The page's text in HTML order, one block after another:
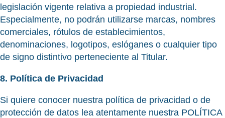
legislación vigente relativa a propiedad industrial.
Especialmente, no podrán utilizarse marcas, nombres
comerciales, rótulos de establecimientos,
denominaciones, logotipos, eslóganes o cualquier tipo
de signo distintivo perteneciente al Titular.
8. Política de Privacidad
Si quiere conocer nuestra política de privacidad o de
protección de datos lea atentamente nuestra POLÍTICA